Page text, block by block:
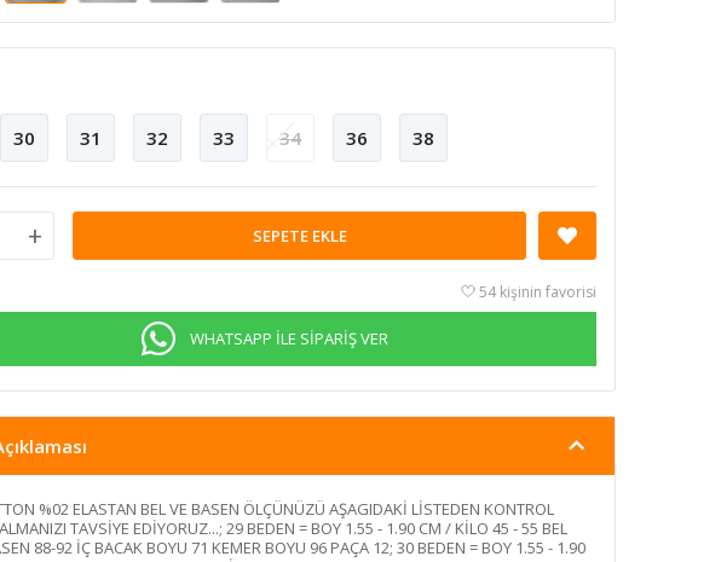
30 31 32 33 34 36 38
+ SEPETE EKLE
54 kişinin favorisi
WHATSAPP İLE SİPARİŞ VER
%02 ELASTAN BEL VE BASEN ÖLÇÜNÜZÜ AŞAGIDAKİ LİSTEDEN KONTROL
TAVSİYE EDİYORUZ...; 29 BEDEN = BOY 1.55 - 1.90 CM / KİLO 45 - 55 BEL
88-92 İÇ BACAK BOYU 71 KEMER BOYU 96 PAÇA 12; 30 BEDEN = BOY 1.55 - 1.90